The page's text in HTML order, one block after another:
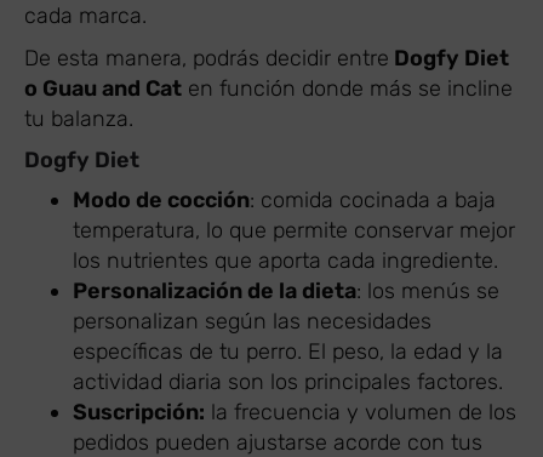
cada marca.
De esta manera, podrás decidir entre Dogfy Diet
o Guau and Cat en función donde más se incline
tu balanza.
Dogfy Diet
Modo de cocción: comida cocinada a baja
temperatura, lo que permite conservar mejor
los nutrientes que aporta cada ingrediente.
Personalización de la dieta: los menús se
personalizan según las necesidades
específicas de tu perro. El peso, la edad y la
actividad diaria son los principales factores.
Suscripción: la frecuencia y volumen de los
pedidos pueden ajustarse acorde con tus